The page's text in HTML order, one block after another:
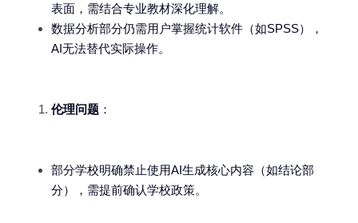
表面，需结合专业教材深化理解。
数据分析部分仍需用户掌握统计软件（如SPSS），
AI无法替代实际操作。
伦理问题 ：
部分学校明确禁止使用AI生成核心内容（如结论部
分），需提前确认学校政策。